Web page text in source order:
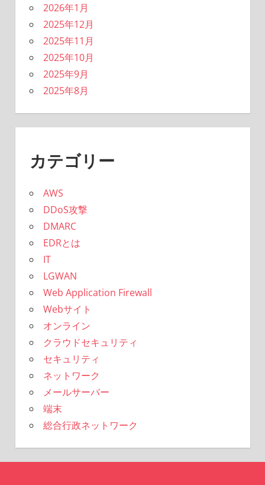
2026年1月
2025年12月
2025年11月
2025年10月
2025年9月
2025年8月
カテゴリー
AWS
DDoS攻撃
DMARC
EDRとは
IT
LGWAN
Web Application Firewall
Webサイト
オンライン
クラウドセキュリティ
セキュリティ
ネットワーク
メールサーバー
端末
総合行政ネットワーク